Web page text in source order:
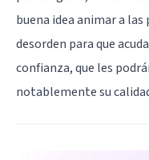
buena idea animar a las
desorden para que
confianza, que les
notablemente su